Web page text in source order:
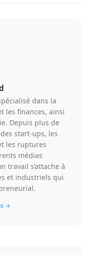
dans la
les finances, ainsi
Depuis plus de
start-ups, les
les ruptures
médias
travail s’attache à
et industriels qui
→